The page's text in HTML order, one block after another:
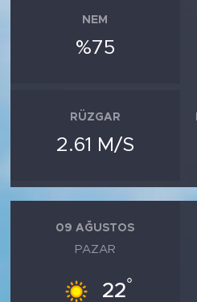
NEM
%75
RÜZGAR
2.61 M/S
09 AĞUSTOS
PAZAR
22°